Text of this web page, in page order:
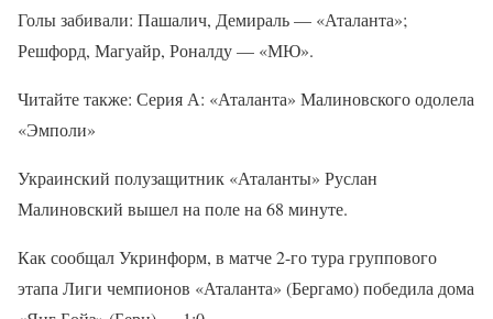
Голы забивали: Пашалич, Демираль — «Аталанта»;
Решфорд, Магуайр, Роналду — «МЮ».
Читайте также: Серия А: «Аталанта» Малиновского одолела
«Эмполи»
Украинский полузащитник «Аталанты» Руслан
Малиновский вышел на поле на 68 минуте.
Как сообщал Укринформ, в матче 2-го тура группового
этапа Лиги чемпионов «Аталанта» (Бергамо) победила дома